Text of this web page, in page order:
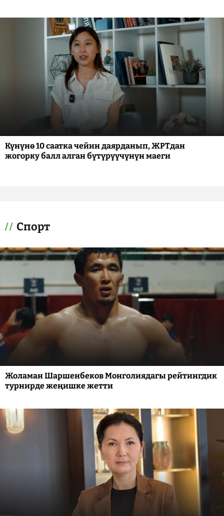
Күнүнө 10 саатка чейин даярданып, ЖРТдан
жогорку балл алган бүтүрүүчүнүн маеги
Спорт
Жоламан Шаршенбеков Монголиядагы рейтингдик
турнирде жеңишке жетти